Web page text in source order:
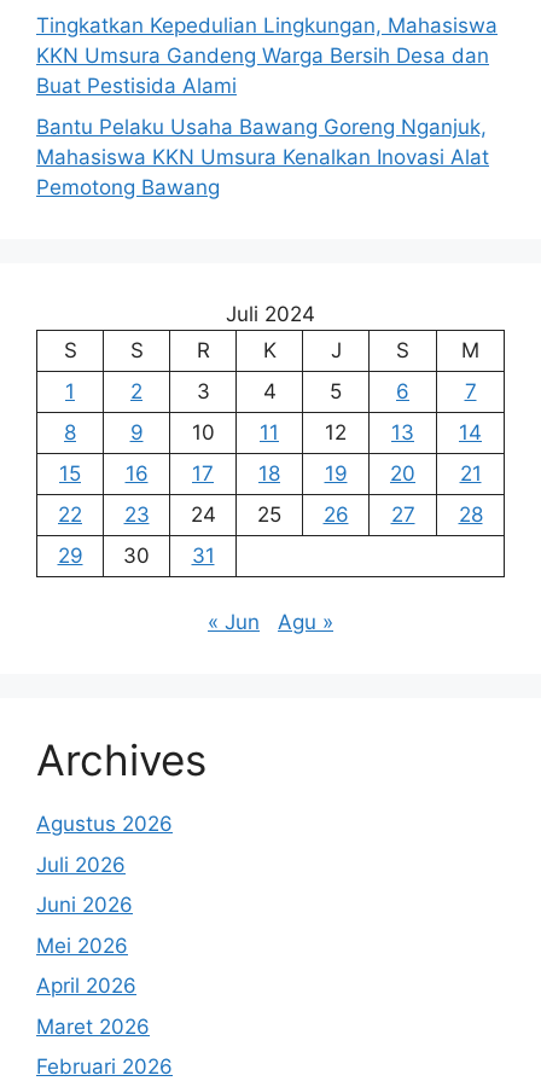
Tingkatkan Kepedulian Lingkungan, Mahasiswa
KKN Umsura Gandeng Warga Bersih Desa dan
Buat Pestisida Alami
Bantu Pelaku Usaha Bawang Goreng Nganjuk,
Mahasiswa KKN Umsura Kenalkan Inovasi Alat
Pemotong Bawang
Juli 2024
S
S R K J S
M
1
2 3 4 5 6
7
8
9 10 11 12 13
14
15
16 17 18 19 20
21
22
23 24 25 26 27
28
29
30 31
« Jun Agu »
Archives
Agustus 2026
Juli 2026
Juni 2026
Mei 2026
April 2026
Maret 2026
Februari 2026